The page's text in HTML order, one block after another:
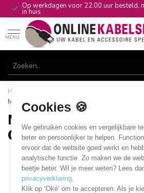
Cookies 🍪
We gebruiken cookies en vergelijkbare
beter en persoonlijker te helpen.
ervoor dat de website goed werkt en
analytische functie. Zo maken we de
beetje beter. Wil je meer weten? Lees
privacyverklaring.
Klik op ‘Oké’ om te accepteren. Als je
Op werkdagen voor 22.00 uur besteld,
in huis
MENU
Home
Micro USB - USB-C - USB3.0 (5 Gbps)
Micro USB - USB-C -
Gbps)
5 PRODUCTEN
Filters